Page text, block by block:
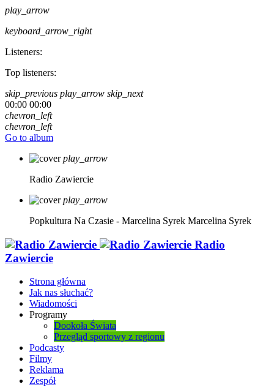
play_arrow
keyboard_arrow_right
Listeners:
Top listeners:
skip_previous play_arrow skip_next
00:00 00:00
chevron_left
chevron_left
Go to album
play_arrow
Radio Zawiercie
play_arrow
Popkultura Na Czasie - Marcelina Syrek Marcelina Syrek
Radio
Zawiercie
Strona główna
Jak nas słuchać?
Wiadomości
Programy
Dookoła Świata
Przegląd sportowy z regionu
Podcasty
Filmy
Reklama
Zespół